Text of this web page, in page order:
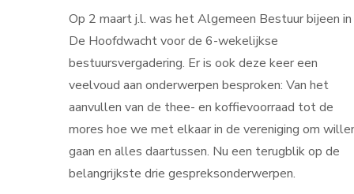
Op 2 maart j.l. was het Algemeen Bestuur bijeen in
De Hoofdwacht voor de 6-wekelijkse
bestuursvergadering. Er is ook deze keer een
veelvoud aan onderwerpen besproken: Van het
aanvullen van de thee- en koffievoorraad tot de
mores hoe we met elkaar in de vereniging om
gaan en alles daartussen. Nu een terugblik op de
belangrijkste drie gespreksonderwerpen.